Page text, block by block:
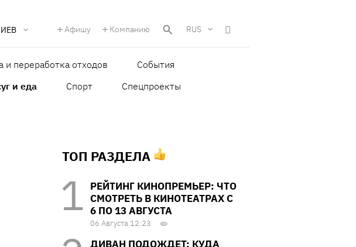
Афишу Компанию RUS
и переработка отходов
События
и еда Спорт
Спецпроекты
ТОП РАЗДЕЛА
РЕЙТИНГ КИНОПРЕМЬЕР: ЧТО
СМОТРЕТЬ В КИНОТЕАТРАХ С
6 ПО 13 АВГУСТА
06 Августа 12:23
ДИВАН ПОДОЖДЕТ: КУДА